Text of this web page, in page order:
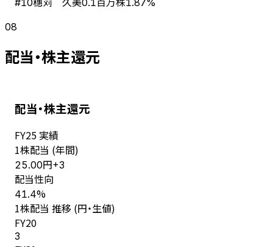
08
配当・株主還元
配当・株主還元
FY25 実績
1株配当 (年間)
25.00円+3
配当性向
41.4%
1株配当 推移 (円・生値)
FY20
3